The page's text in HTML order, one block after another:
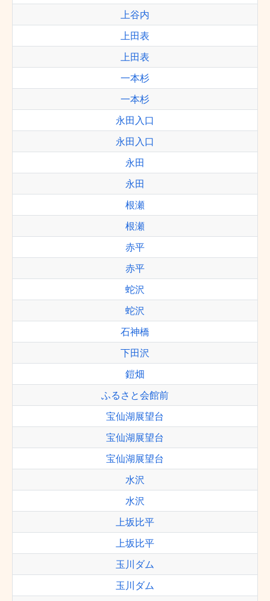
上谷内
上田表
上田表
一本杉
一本杉
永田入口
永田入口
永田
永田
根瀬
根瀬
赤平
赤平
蛇沢
蛇沢
石神橋
下田沢
鎧畑
ふるさと会館前
宝仙湖展望台
宝仙湖展望台
宝仙湖展望台
水沢
水沢
上坂比平
上坂比平
玉川ダム
玉川ダム